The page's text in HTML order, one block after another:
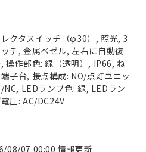
クタスイッチ（φ30）, 照光, 3
ッチ, 金属ベゼル, 左右に自動復
操作部色: 緑（透明）, IP66, ね
端子台, 接点構成: NO/点灯ユニッ
/NC, LEDランプ色: 緑, LEDラン
圧: AC/DC24V
08/07 00:00 情報更新